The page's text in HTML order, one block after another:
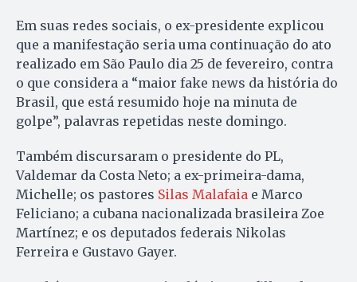
Em suas redes sociais, o ex-presidente explicou
que a manifestação seria uma continuação do ato
realizado em São Paulo dia 25 de fevereiro, contra
o que considera a “maior fake news da história do
Brasil, que está resumido hoje na minuta de
golpe”, palavras repetidas neste domingo.
Também discursaram o presidente do PL,
Valdemar da Costa Neto; a ex-primeira-dama,
Michelle; os pastores Silas Malafaia e Marco
Feliciano; a cubana nacionalizada brasileira Zoe
Martínez; e os deputados federais Nikolas
Ferreira e Gustavo Gayer.